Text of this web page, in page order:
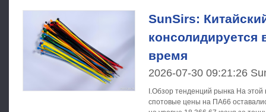
SunSirs:
консолидируется
время
2026-07-30 09:21:26
I.Обзор тенденций рынка На этой неделе (22–28 июля)
спотовые цены на ПА66